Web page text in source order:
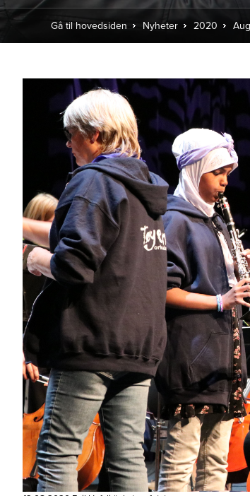
Gå til hovedsiden Nyheter 2020